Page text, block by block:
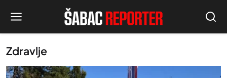
Zdravlje